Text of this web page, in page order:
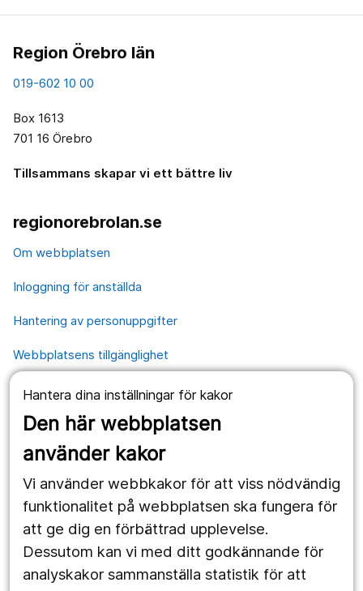
Hantera dina inställningar för kakor
Den här webbplatsen
använder kakor
Vi använder webbkakor för att viss nödvändig
funktionalitet på webbplatsen ska fungera för
att ge dig en förbättrad upplevelse.
Dessutom kan vi med ditt godkännande för
analyskakor sammanställa statistik för att
Region Örebro län
019-602 10 00
Box 1613
701 16 Örebro
Tillsammans skapar vi ett bättre liv
regionorebrolan.se
Om webbplatsen
Inloggning för anställda
Hantering av personuppgifter
Webbplatsens tillgänglighet
Våra webbplatser
1177.se
Region Örebro län
Följ oss